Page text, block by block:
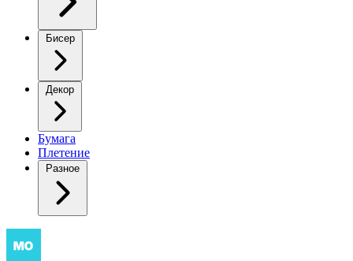
Бисер
Декор
Бумага
Плетение
Разное
Новогодняя